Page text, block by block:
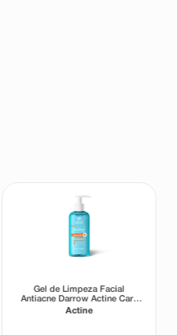
Gel de Limpeza Facial
Antiacne Darrow Actine Care
Alta Tolerância 140g
Actine